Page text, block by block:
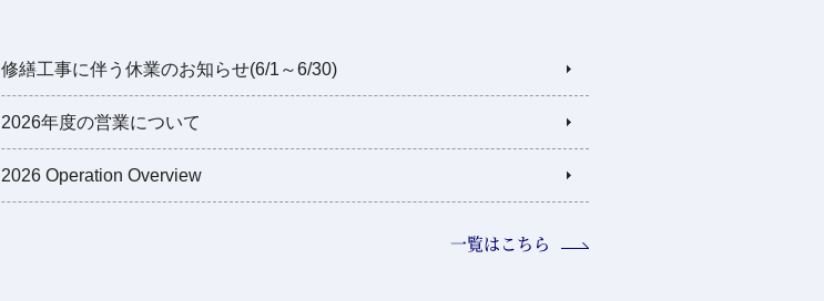
修繕工事に伴う休業のお知らせ(6/1～6/30)
2026年度の営業について
2026 Operation Overview
一覧はこちら